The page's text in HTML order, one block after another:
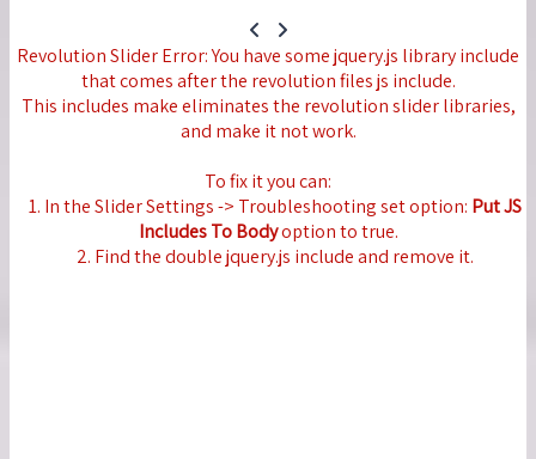
Revolution Slider Error: You have some jquery.js library include
that comes after the revolution files js include.
This includes make eliminates the revolution slider libraries,
and make it not work.
To fix it you can:
1. In the Slider Settings -> Troubleshooting set option: Put JS
Includes To Bodyoption to true.
2. Find the double jquery.js include and remove it.